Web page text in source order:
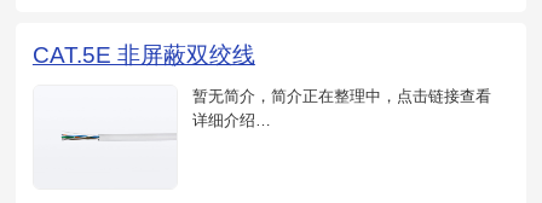
CAT.5E 非屏蔽双绞线
暂无简介，简介正在整理中，点击链接查看
详细介绍…